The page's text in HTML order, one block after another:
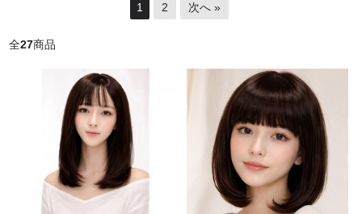
1 2 次へ »
全27商品